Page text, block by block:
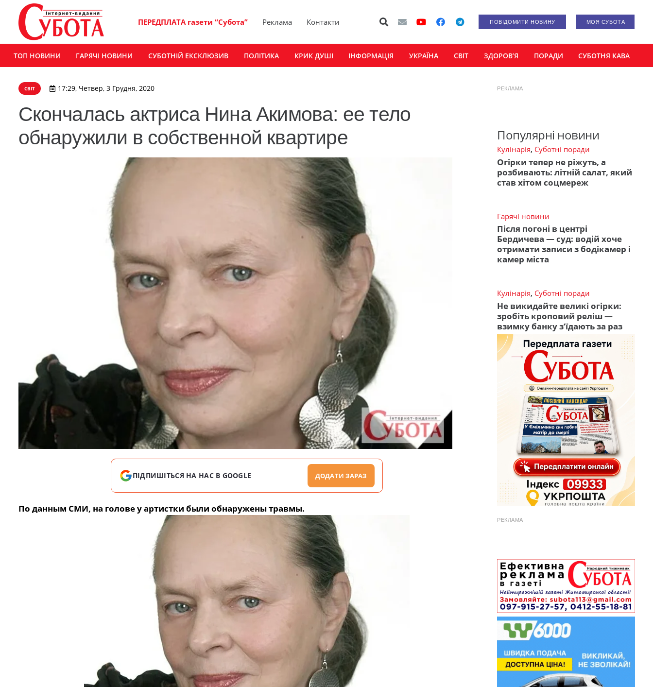
ПЕРЕДПЛАТА газети “Субота” Реклама Контакти ПОВІДОМИТИ НОВИНУ МОЯ СУБОТА
ТОП НОВИНИ ГАРЯЧІ НОВИНИ СУБОТНІЙ ЕКСКЛЮЗИВ ПОЛІТИКА КРИК ДУШІ ІНФОРМАЦІЯ УКРАЇНА СВІТ ЗДОРОВ’Я ПОРАДИ СУБОТНЯ КАВА
СВІТ 17:29, Четвер, 3 Грудня, 2020
Скончалась актриса Нина Акимова: ее тело
обнаружили в собственной квартире
ПІДПИШІТЬСЯ НА НАС В GOOGLE ДОДАТИ ЗАРАЗ
По данным СМИ, на голове у артистки были обнаружены травмы.
РЕКЛАМА
Популярні новини
Кулінарія, Суботні поради
Огірки тепер не ріжуть, а
розбивають: літній салат, який
став хітом соцмереж
Гарячі новини
Після погоні в центрі
Бердичева — суд: водій хоче
отримати записи з бодікамер і
камер міста
Кулінарія, Суботні поради
Не викидайте великі огірки:
зробіть кроповий реліш —
взимку банку з’їдають за раз
РЕКЛАМА